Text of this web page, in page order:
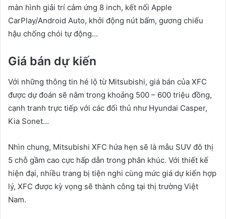
màn hình giải trí cảm ứng 8 inch, kết nối Apple
CarPlay/Android Auto, khởi động nút bấm, gương chiếu
hậu chống chói tự động…
Giá bán dự kiến
Với những thông tin hé lộ từ Mitsubishi, giá bán của XFC
được dự đoán sẽ nằm trong khoảng 500 – 600 triệu đồng,
cạnh tranh trực tiếp với các đối thủ như Hyundai Casper,
Kia Sonet…
Nhìn chung, Mitsubishi XFC hứa hẹn sẽ là mẫu SUV đô thị
5 chỗ gầm cao cực hấp dẫn trong phân khúc. Với thiết kế
hiện đại, nhiều trang bị tiện nghi cùng mức giá dự kiến hợp
lý, XFC được kỳ vọng sẽ thành công tại thị trường Việt
Nam.